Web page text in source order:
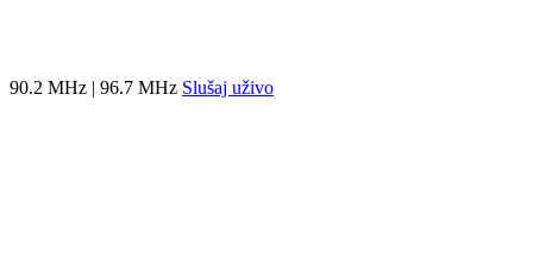
90.2 MHz | 96.7 MHz Slušaj uživo